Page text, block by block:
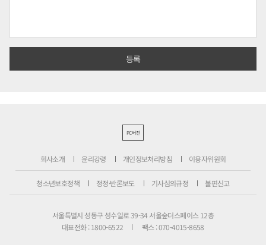
PC버전
회사소개 윤리강령 개인정보처리방침 이용자위원회
청소년보호정책 정정·반론보도 기사심의규정 불편신고
서울특별시 성동구 성수일로 39-34 서울숲더스페이스 12층
대표전화 : 1800-6522
팩스 : 070-4015-8658